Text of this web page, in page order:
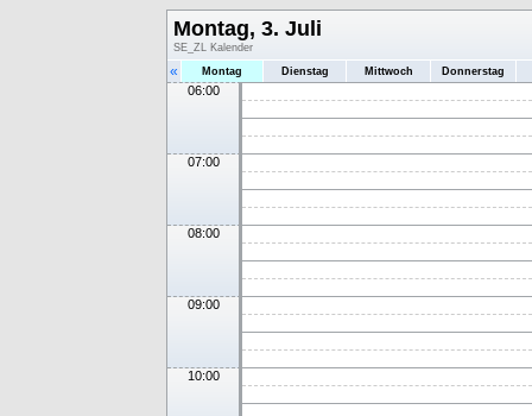
Montag, 3. Juli
SE_ZL Kalender
« Montag Dienstag Mittwoch Donnerstag
06:00
07:00
08:00
09:00
10:00